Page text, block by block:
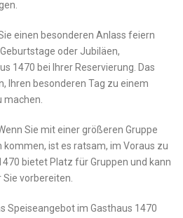
einen besonderen Anlass feiern
⁢oder Jubiläen,
1470 bei Ihrer Reservierung. Das
Ihren besonderen Tag zu⁢ einem
machen.
Sie ⁤mit einer größeren Gruppe
kommen, ‍ist es ratsam, im Voraus zu⁣
bietet ⁤Platz für Gruppen und​ kann
vorbereiten.
Speiseangebot im Gasthaus 1470